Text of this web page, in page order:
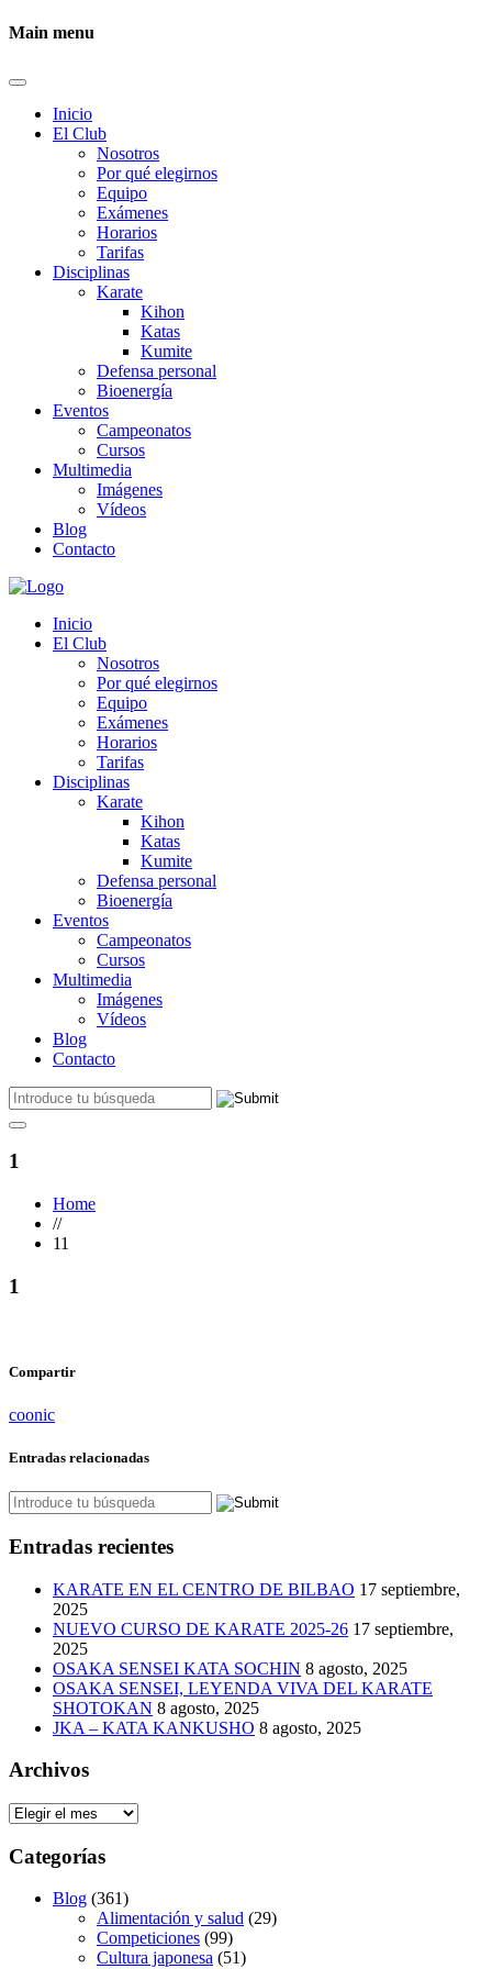
Main menu
Inicio
El Club
Nosotros
Por qué elegirnos
Equipo
Exámenes
Horarios
Tarifas
Disciplinas
Karate
Kihon
Katas
Kumite
Defensa personal
Bioenergía
Eventos
Campeonatos
Cursos
Multimedia
Imágenes
Vídeos
Blog
Contacto
Inicio
El Club
Nosotros
Por qué elegirnos
Equipo
Exámenes
Horarios
Tarifas
Disciplinas
Karate
Kihon
Katas
Kumite
Defensa personal
Bioenergía
Eventos
Campeonatos
Cursos
Multimedia
Imágenes
Vídeos
Blog
Contacto
1
Home
//
11
1
Compartir
coonic
Entradas relacionadas
Entradas recientes
KARATE EN EL CENTRO DE BILBAO 17 septiembre,
2025
NUEVO CURSO DE KARATE 2025-26 17 septiembre,
2025
OSAKA SENSEI KATA SOCHIN 8 agosto, 2025
OSAKA SENSEI, LEYENDA VIVA DEL KARATE
SHOTOKAN 8 agosto, 2025
JKA – KATA KANKUSHO 8 agosto, 2025
Archivos
Archivos
Categorías
Blog (361)
Alimentación y salud (29)
Competiciones (99)
Cultura japonesa (51)